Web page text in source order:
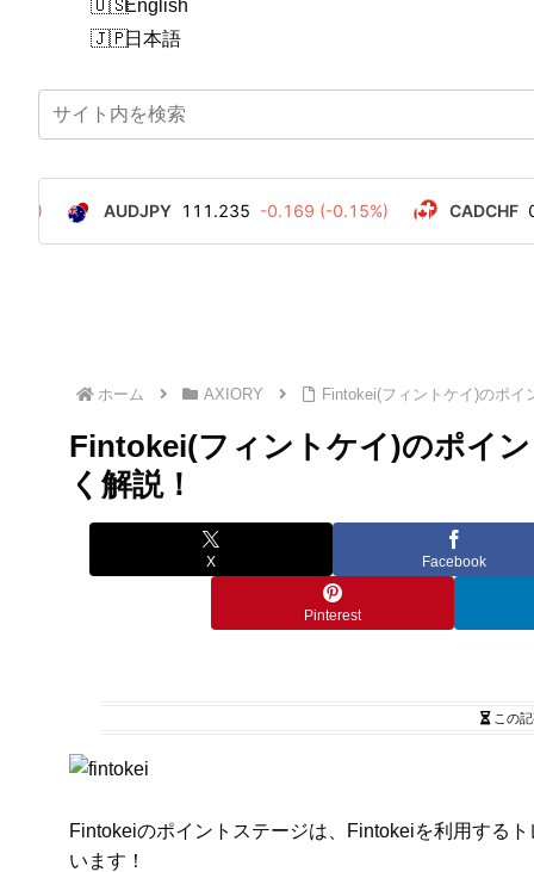
English
日本語
ホーム AXIORY Fintokei(フィントケイ)のポイ
Fintokei(フィントケイ)のポイ
く解説！
X Facebook
Pinterest
この
Fintokeiのポイントステージは、Fintokeiを利用する
います！